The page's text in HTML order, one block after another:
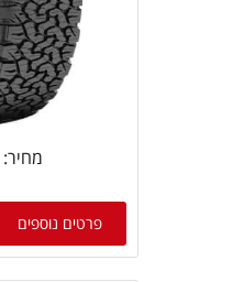
מחיר:
פרטים נוספים